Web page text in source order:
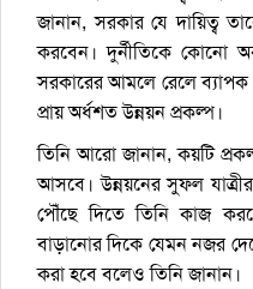
জানান, সরকার যে দায়িত্ব
করবেন। দুর্নীতিকে কোনো
সরকারের আমলে রেলে
প্রায় অর্ধশত উন্নয়ন প্রকল্প।
তিনি আরো জানান, কয়টি
আসবে। উন্নয়নের সুফল
পৌঁছে দিতে তিনি কাজ
বাড়ানোর দিকে যেমন নজর
করা হবে বলেও তিনি জানান।